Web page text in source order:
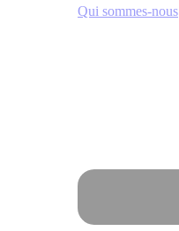
Qui sommes-nous